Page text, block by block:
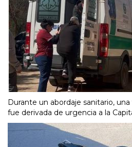
Durante un abordaje sanitario,
fue derivada de urgencia a la